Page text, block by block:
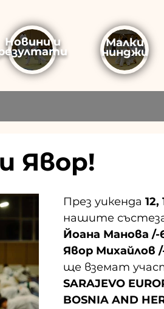
Новини и Малки
нинджи
Явор!
През уикенда
нашите
Йоана Манова /-
Явор Михайлов
ще вземат
SARAJEVO
BOSNIA AND